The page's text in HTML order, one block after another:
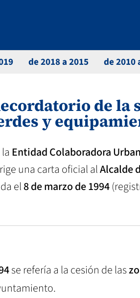
de 2018 a 2015 de 2010
de
y
Entidad Colaboradora
una carta oficial alAlcalde
el8 de marzo de 1994
se refería a la cesión de las